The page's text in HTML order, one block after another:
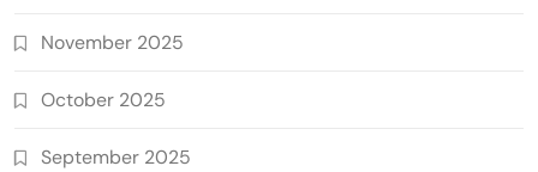
November 2025
October 2025
September 2025